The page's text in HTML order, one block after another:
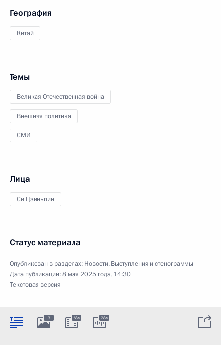
География
Китай
Темы
Великая Отечественная война
Внешняя политика
СМИ
Лица
Си Цзиньпин
Статус материала
Опубликован в разделах: Новости, Выступления и стенограммы
Дата публикации:8 мая 2025 года, 14:30
Текстовая версия
3 28м 28м